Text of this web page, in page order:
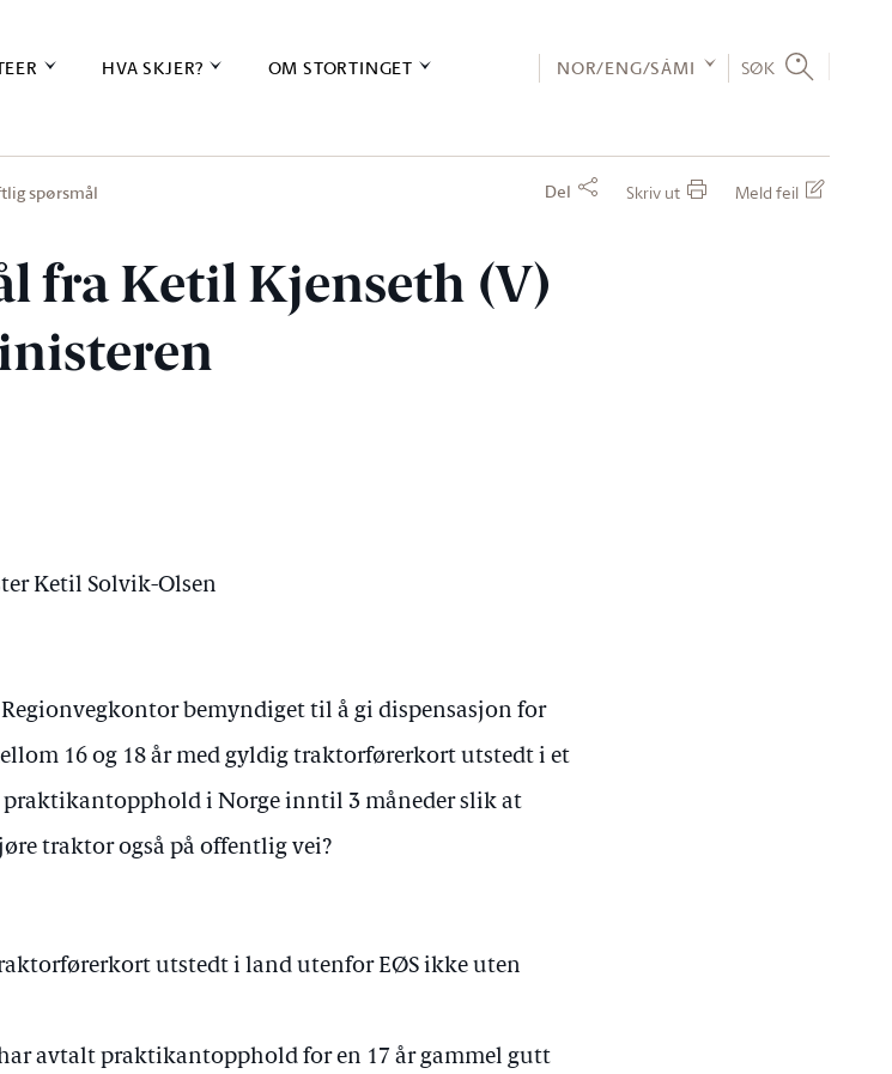
HVA SKJER? OM STORTINGET NOR/ENG/SÁMI SØK
spørsmål Del Skriv ut Meld feil
fra Ketil Kjenseth (V)
Ketil Solvik-Olsen
bemyndiget til å gi dispensasjon for
16 og 18 år med gyldig traktorførerkort utstedt i et
praktikantopphold i Norge inntil 3 måneder slik at
traktor også på offentlig vei?
utstedt i land utenfor EØS ikke uten
avtalt praktikantopphold for en 17 år gammel gutt